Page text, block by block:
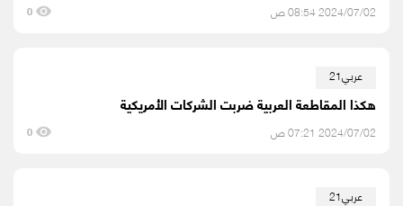
2024/07/02 08:54 ص 0
عربي21
هكذا المقاطعة العربية ضربت الشركات الأمريكية
2024/07/02 07:21 ص 0
عربي21